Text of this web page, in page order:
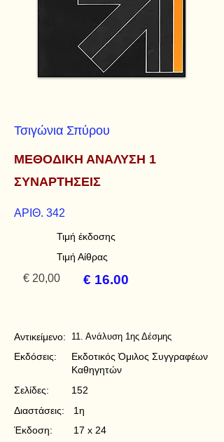
Τσιγώνια Σπύρου
ΜΕΘΟΔΙΚΗ ΑΝΑΛΥΣΗ 1
ΣΥΝΑΡΤΗΣΕΙΣ
ΑΡΙΘ. 342
Τιμή έκδοσης
Τιμή Αίθρας
€ 20,00 € 16.00
Αντικείμενο:
Εκδόσεις:
Σελίδες:
11. Ανάλυση 1ης Δέσμης
Εκδοτικός Όμιλος Συγγραφέων
Καθηγητών
152
Διαστάσεις:
Έκδοση:
1η
17 x 24